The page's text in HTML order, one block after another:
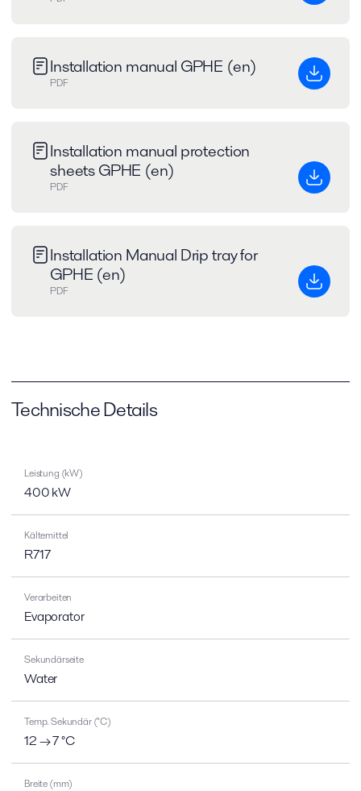
Installation manual GPHE (en)
PDF
Installation manual protection
sheets GPHE (en)
PDF
Installation Manual Drip tray for
GPHE (en)
PDF
Technische Details
Leistung (kW)
400 kW
Kältemittel
R717
Verarbeiten
Evaporator
Sekundärseite
Water
Temp. Sekundär (°C)
12 → 7 °C
Breite (mm)